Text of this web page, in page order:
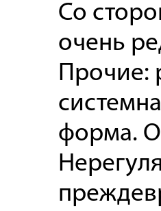
Со
очень
Прочие:
форма.